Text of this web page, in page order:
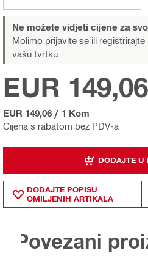
Ne možete vidjeti cijene za
Molimo prijavite se ili registrirajte
vašu tvrtku.
Cijena s rabatom bez PDV-a
EUR 149,06
EUR 149,06 / 1 Kom
DODAJTE U
DODAJTE POPISU
OMILJENIH ARTIKALA
Povezani